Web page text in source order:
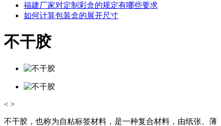
福建厂家对定制彩盒的规定有哪些要求
如何计算包装盒的展开尺寸
不干胶
< >
不干胶，也称为自粘标签材料，是一种复合材料，由纸张、薄